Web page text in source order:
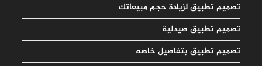
تصميم تطبيق لزيادة حجم مبيعاتك
تصميم تطبيق صيدلية
تصميم تطبيق بتفاصيل خاصه